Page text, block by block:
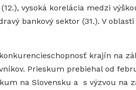
vysoká korelácia medzi
bankový sektor (31.). V
krajín na
Prieskum prebiehal od
na Slovensku a s výzvou na